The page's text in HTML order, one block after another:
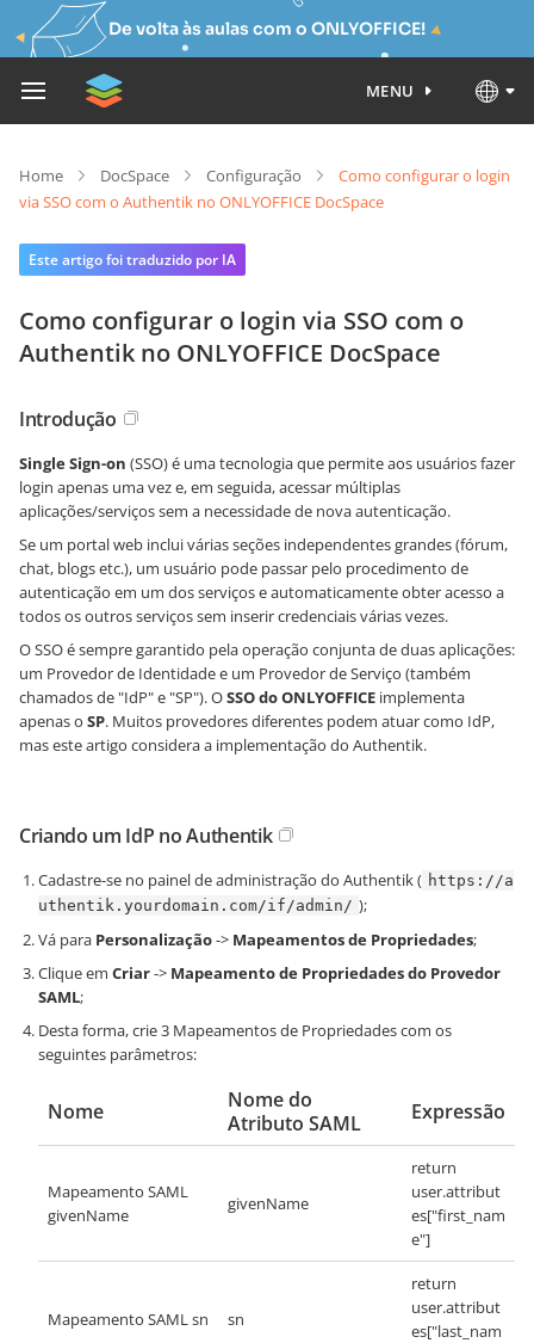
De volta às aulas com o ONLYOFFICE!
MENU
Home DocSpace Configuração
Como configurar o login
via SSO com o Authentik no ONLYOFFICE DocSpace
Este artigo foi traduzido por IA
Como configurar o login via SSO com o
Authentik no ONLYOFFICE DocSpace
Introdução
Single Sign-on (SSO) é uma tecnologia que permite aos usuários fazer
login apenas uma vez e, em seguida, acessar múltiplas
aplicações/serviços sem a necessidade de nova autenticação.
Se um portal web inclui várias seções independentes grandes (fórum,
chat, blogs etc.), um usuário pode passar pelo procedimento de
autenticação em um dos serviços e automaticamente obter acesso a
todos os outros serviços sem inserir credenciais várias vezes.
O SSO é sempre garantido pela operação conjunta de duas aplicações:
um Provedor de Identidade e um Provedor de Serviço (também
chamados de "IdP" e "SP"). OSSO do ONLYOFFICE implementa
apenas o SP. Muitos provedores diferentes podem atuar como IdP,
mas este artigo considera a implementação do Authentik.
Criando um IdP no Authentik
Cadastre-se no painel de administração do Authentik ( https://a
uthentik.yourdomain.com/if/admin/ );
Vá para Personalização-> Mapeamentos de Propriedades;
Clique em Criar-> Mapeamento de Propriedades do Provedor
SAML;
Desta forma, crie 3 Mapeamentos de Propriedades com os
seguintes parâmetros:
Nome
Nome do
Atributo SAML
Expressão
Mapeamento SAML
givenName
givenName
return
user.attribut
es["first_nam
e"]
Mapeamento SAML sn sn
return
user.attribut
es["last_nam